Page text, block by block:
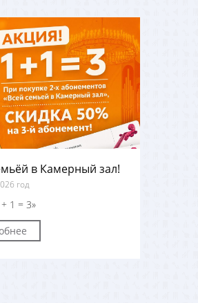
в Камерный зал!
год
1 = 3»